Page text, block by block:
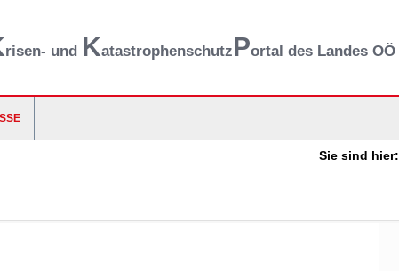
risen- und KatastrophenschutzPortal des Landes OÖ
Sie sind hier: